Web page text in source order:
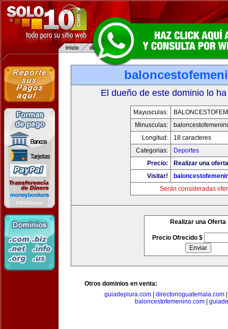
El dueño de este dominio lo
Mayusculas:
Minusculas:
Longitud:
18 caracteres
Categorias:
Deportes
Precio:
Realizar una
Visitar!
Serán consideradas
Realizar una Oferta
Precio Ofrecido $
Otros dominios en venta:
guiadepiura.com
directorioguatemala.com
baloncestofemenino.com